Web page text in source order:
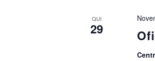
QUI
29